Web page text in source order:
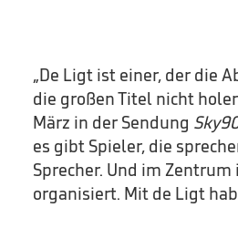
„De Ligt ist einer, der die
die großen Titel nicht
März in der Sendung
es gibt Spieler, die
Sprecher. Und im
organisiert. Mit de Ligt